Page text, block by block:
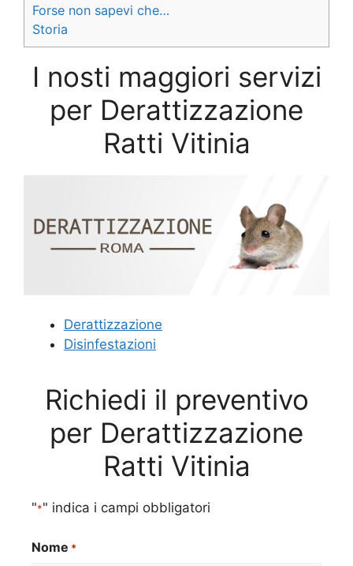
Forse non sapevi che…
Storia
I nosti maggiori servizi
per Derattizzazione
Ratti Vitinia
Derattizzazione
Disinfestazioni
Richiedi il preventivo
per Derattizzazione
Ratti Vitinia
"*" indica i campi obbligatori
Nome *